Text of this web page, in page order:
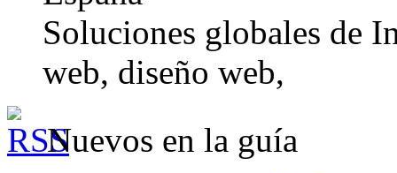
Soluciones globales de
web, diseño web,
Nuevos en la guía